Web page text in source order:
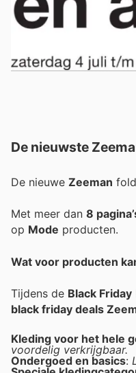
De nieuwste
De nieuwe Zeeman
Met meer dan 8
op Mode producten.
Wat voor producten
Tijdens de Black Friday
black friday deals
Kleding voor het hele
voordelig verkrijgbaar.
Ondergoed en basics: